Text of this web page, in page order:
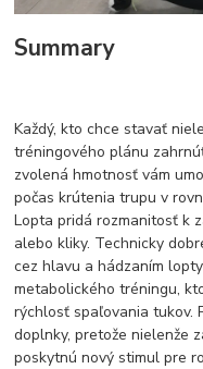
Summary
Každý, kto chce stavať
tréningového plánu
zvolená hmotnosť vám
počas krútenia trupu v
Lopta pridá rozmanitosť k
alebo kliky. Technicky
cez hlavu a hádzaním
metabolického tréningu,
rýchlosť spaľovania tukov.
doplnky, pretože nielenže
poskytnú nový stimul pre